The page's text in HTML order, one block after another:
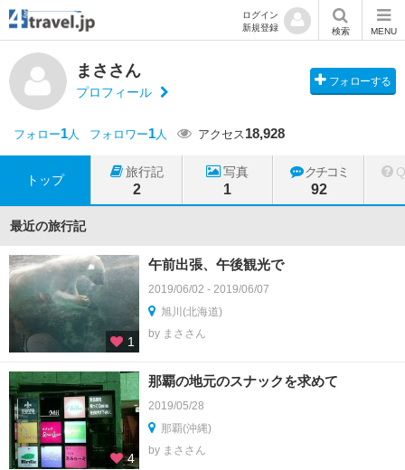
ログイン
新規登録
検索 MENU
まささん
プロフィール
フォローする
フォロー1人 フォロワー1人 アクセス18,928
トップ
旅行記
2
写真
1
クチコミ
92
最近の旅行記
1
午前出張、午後観光で
2019/06/02 - 2019/06/07
旭川(北海道)
by まささん
4
那覇の地元のスナックを求めて
2019/05/28
那覇(沖縄)
by まささん